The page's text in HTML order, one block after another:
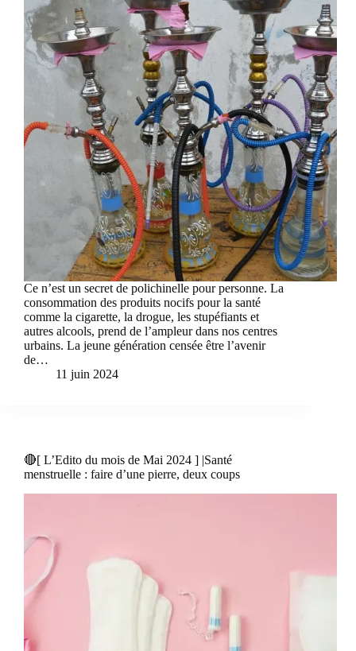
Ce n’est un secret de polichinelle pour personne. La
consommation des produits nocifs pour la santé
comme la cigarette, la drogue, les stupéfiants et
autres alcools, prend de l’ampleur dans nos centres
urbains. La jeune génération censée être l’avenir
de…
11 juin 2024
🔴[ L’Edito du mois de Mai 2024 ] |Santé
menstruelle : faire d’une pierre, deux coups